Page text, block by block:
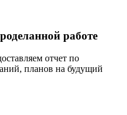
работе
отчет по
планов на будущий